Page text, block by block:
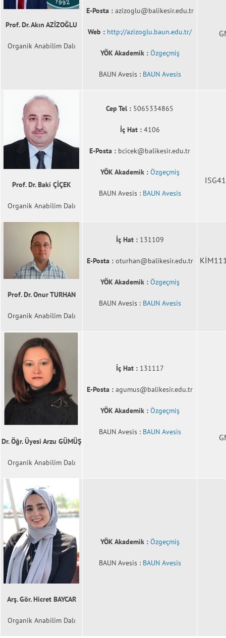
Prof. Dr. Akın AZİZOĞLU
Organik Anabilim Dalı
E-Posta :azizoglu@balikesir.edu.tr
Web : http://azizoglu.baun.edu.tr/
YÖK Akademik : Özgeçmiş
BAUN Avesis : BAUN Avesis
Prof. Dr. Baki ÇİÇEK
Organik Anabilim Dalı
Cep Tel : 5065334865
İç Hat :4106
E-Posta : bcicek@balikesir.edu.tr
YÖK Akademik : Özgeçmiş
BAUN Avesis : BAUN Avesis
Prof. Dr. Onur TURHAN
Organik Anabilim Dalı
İç Hat :131109
E-Posta :oturhan@balikesir.edu.tr
YÖK Akademik : Özgeçmiş
BAUN Avesis : BAUN Avesis
Dr. Öğr. Üyesi Arzu GÜMÜŞ
Organik Anabilim Dalı
İç Hat :131117
E-Posta : agumus@balikesir.edu.tr
YÖK Akademik : Özgeçmiş
BAUN Avesis : BAUN Avesis
Arş. Gör. Hicret BAYCAR
Organik Anabilim Dalı
YÖK Akademik : Özgeçmiş
BAUN Avesis : BAUN Avesis